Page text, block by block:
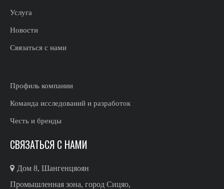
Услуга
Новости
Связаться с нами
Профиль компании
Команда исследований и разработок
Честь и бренды
СВЯЗАТЬСЯ С НАМИ
 Дом 8, Шангенцяоян
Промышленная зона, город Сицяо,